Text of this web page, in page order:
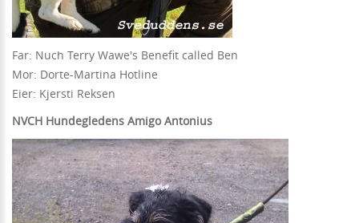
Far: Nuch Terry Wawe's Benefit called Ben
Mor: Dorte-Martina Hotline
Eier: Kjersti Reksen
NVCH Hundegledens Amigo Antonius